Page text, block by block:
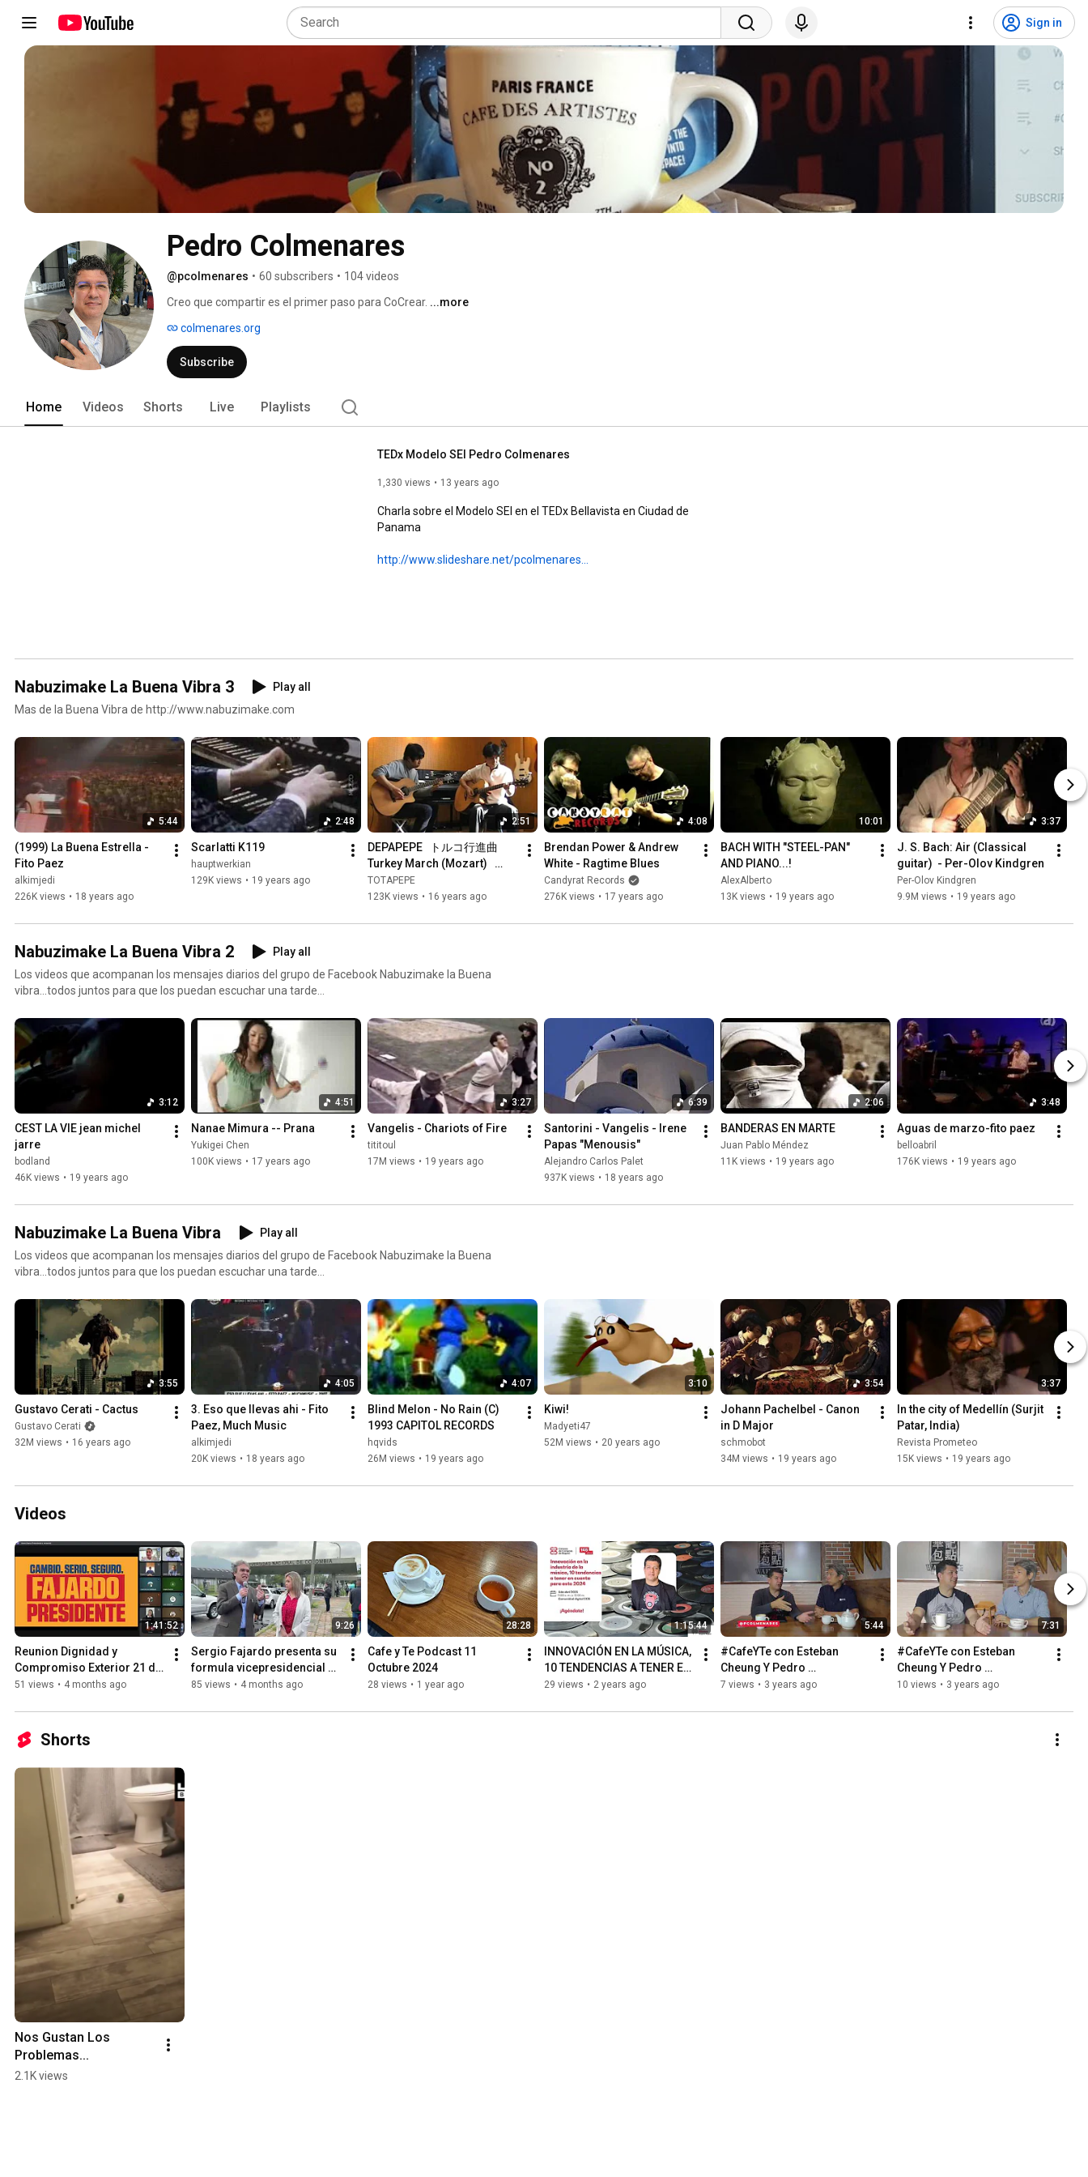
Sign in
Pedro Colmenares
@pcolmenares • 60 subscribers • 104 videos
Creo que compartir es el primer paso para CoCrear. ...more
colmenares.org
Subscribe
Home Videos Shorts Live Playlists
TEDx Modelo SEI Pedro Colmenares
1,330 views 13 years ago
Charla sobre el Modelo SEI en el TEDx Bellavista en Ciudad de
Panama
http://www.slideshare.net/pcolmenares...
Nabuzimake La Buena Vibra 3
Play all
Mas de la Buena Vibra de http://www.nabuzimake.com
5:44
(1999) La Buena Estrella -
Fito Paez
alkimjedi
226K views • 18 years ago
2:48
Scarlatti K119
hauptwerkian
129K views • 19 years ago
2:51
DEPAPEPE   トルコ行進曲
Turkey March (Mozart)
(cover)   TOTAPEPE
TOTAPEPE
123K views • 16 years ago
4:08
Brendan Power & Andrew
White - Ragtime Blues
Candyrat Records
276K views • 17 years ago
10:01
BACH WITH "STEEL-PAN"
AND PIANO...!
AlexAlberto
13K views • 19 years ago
3:37
J. S. Bach: Air (Classical
guitar)  - Per-Olov Kindgren
Per-Olov Kindgren
9.9M views • 19 years ago
Nabuzimake La Buena Vibra 2
Play all
Los videos que acompanan los mensajes diarios del grupo de Facebook Nabuzimake la Buena
vibra...todos juntos para que los puedan escuchar una tarde
3:12
CEST LA VIE jean michel
jarre
bodland
46K views • 19 years ago
4:51
Nanae Mimura -- Prana
Yukigei Chen
100K views • 17 years ago
3:27
Vangelis - Chariots of Fire
tititoul
17M views • 19 years ago
6:39
Santorini - Vangelis - Irene
Papas "Menousis"
Alejandro Carlos Palet
937K views • 18 years ago
2:06
BANDERAS EN MARTE
Juan Pablo Méndez
11K views • 19 years ago
3:48
Aguas de marzo-fito paez
belloabril
176K views • 19 years ago
Nabuzimake La Buena Vibra
Play all
Los videos que acompanan los mensajes diarios del grupo de Facebook Nabuzimake la Buena
vibra...todos juntos para que los puedan escuchar una tarde
3:55
Gustavo Cerati - Cactus
Gustavo Cerati
32M views • 16 years ago
4:05
3. Eso que llevas ahi - Fito
Paez, Much Music
alkimjedi
20K views • 18 years ago
4:07
Blind Melon - No Rain (C)
1993 CAPITOL RECORDS
hqvids
26M views • 19 years ago
3:10
Kiwi!
Madyeti47
52M views • 20 years ago
3:54
Johann Pachelbel - Canon
in D Major
schmobot
34M views • 19 years ago
3:37
In the city of Medellín (Surjit
Patar, India)
Revista Prometeo
15K views • 19 years ago
Videos
1:41:52
Reunion Dignidad y
Compromiso Exterior 21 de
Marzo 2026
51 views • 4 months ago
9:26
Sergio Fajardo presenta su
formula vicepresidencial
Edna Bonilla
85 views • 4 months ago
28:28
Cafe y Te Podcast 11
Octubre 2024
28 views • 1 year ago
1:15:44
INNOVACIÓN EN LA MÚSICA,
10 TENDENCIAS A TENER EN
CUENTA PARA ESTE 2024
29 views • 2 years ago
5:44
#CafeYTe con Esteban
Cheung Y Pedro
Colmenares #17
7 views • 3 years ago
7:31
#CafeYTe con Esteban
Cheung Y Pedro
Colmenares #16
10 views • 3 years ago
Shorts
Nos Gustan Los
Problemas...
2.1K views